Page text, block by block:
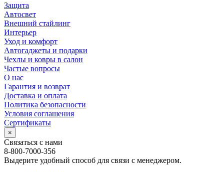
Защита
Автосвет
Внешний стайлинг
Интерьер
Уход и комфорт
Автогаджеты и подарки
Чехлы и ковры в салон
Частые вопросы
О нас
Гарантия и возврат
Доставка и оплата
Политика безопасности
Условия соглашения
Сертификаты
×
Связаться с нами
8-800-7000-356
Выдерите удобный способ для связи с менеджером.